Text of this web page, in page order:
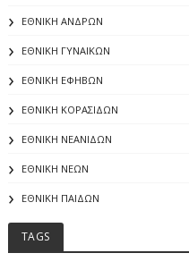
ΕΘΝΙΚΗ ΑΝΔΡΩΝ
ΕΘΝΙΚΗ ΓΥΝΑΙΚΩΝ
ΕΘΝΙΚΗ ΕΦΗΒΩΝ
ΕΘΝΙΚΗ ΚΟΡΑΣΙΔΩΝ
ΕΘΝΙΚΗ ΝΕΑΝΙΔΩΝ
ΕΘΝΙΚΗ ΝΕΩΝ
ΕΘΝΙΚΗ ΠΑΙΔΩΝ
TAGS